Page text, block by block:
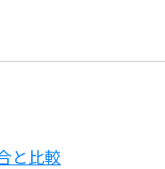
と比較